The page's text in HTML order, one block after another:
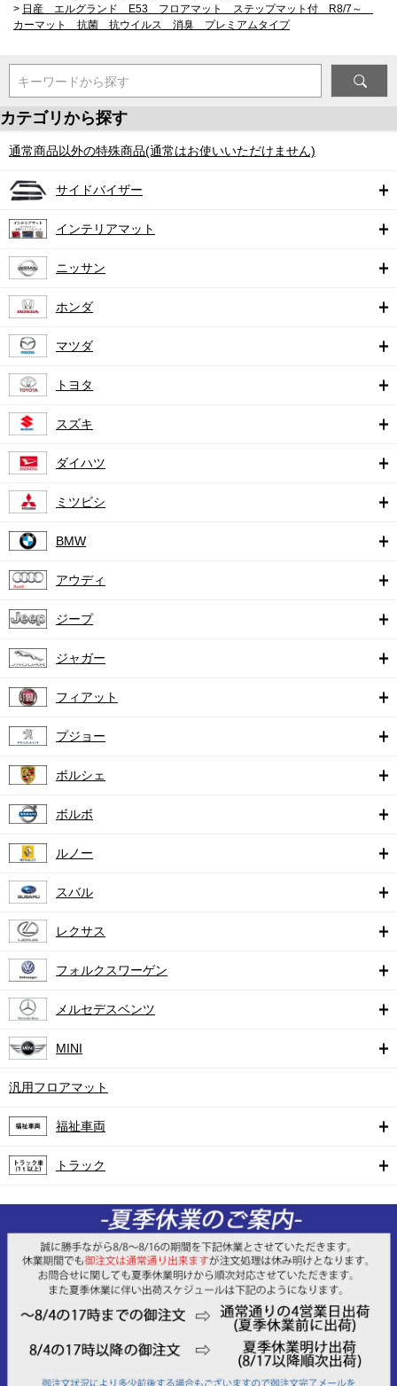
> 日産 エルグランド E53 フロアマット ステップマット付 R8/7～
カーマット 抗菌 抗ウイルス 消臭 プレミアムタイプ
キーワードから探す
カテゴリから探す
通常商品以外の特殊商品(通常はお使いいただけません)
サイドバイザー
インテリアマット
ニッサン
ホンダ
マツダ
トヨタ
スズキ
ダイハツ
ミツビシ
BMW
アウディ
ジープ
ジャガー
フィアット
プジョー
ポルシェ
ボルボ
ルノー
スバル
レクサス
フォルクスワーゲン
メルセデスベンツ
MINI
汎用フロアマット
福祉車両
トラック